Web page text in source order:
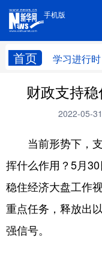
手机版
首页 学习进行时
手机版
学习进行时
台湾 思
科技
文化
访谈
财政支持
2022-05-
当前形势下，支
挥什么作用？5月
稳住经济大盘工作
重点任务，释放出
强信号。